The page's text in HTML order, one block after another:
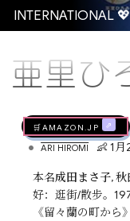
INTERNATIONAL
亜里ひ
🛒AMAZON.jp
• ARI HIROMI 👶 1月
本名成田まさ子,
好：逛街/散步。
《留々蘭の町から